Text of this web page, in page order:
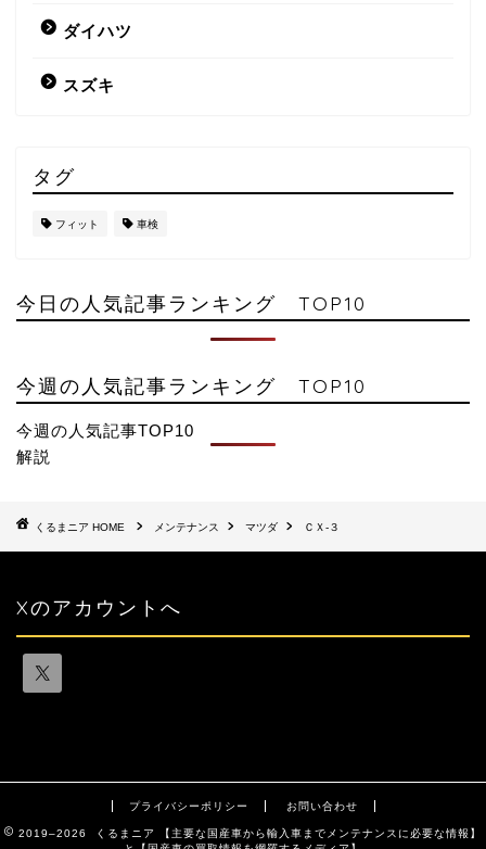
ダイハツ
スズキ
タグ
フィット 車検
今日の人気記事ランキング TOP10
今週の人気記事ランキング TOP10
今週の人気記事TOP10
解説
HOME メンテナンス マツダ ＣＸ-３
Xのアカウントへ
プライバシーポリシー お問い合わせ
2019–2026 くるまニア 【主要な国産車から輸入車までメンテナンスに必要な情報】